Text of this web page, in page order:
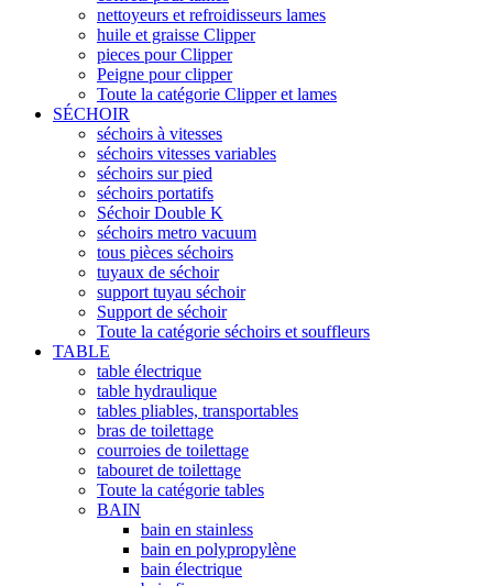
nettoyeurs et refroidisseurs lames
huile et graisse Clipper
pieces pour Clipper
Peigne pour clipper
Toute la catégorie Clipper et lames
SÉCHOIR
séchoirs à vitesses
séchoirs vitesses variables
séchoirs sur pied
séchoirs portatifs
Séchoir Double K
séchoirs metro vacuum
tous pièces séchoirs
tuyaux de séchoir
support tuyau séchoir
Support de séchoir
Toute la catégorie séchoirs et souffleurs
TABLE
table électrique
table hydraulique
tables pliables, transportables
bras de toilettage
courroies de toilettage
tabouret de toilettage
Toute la catégorie tables
BAIN
bain en stainless
bain en polypropylène
bain électrique